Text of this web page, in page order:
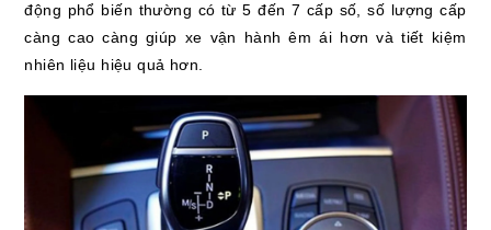
động phổ biến thường có từ 5 đến 7 cấp số, số lượng cấp
càng cao càng giúp xe vận hành êm ái hơn và tiết kiệm
nhiên liệu hiệu quả hơn.